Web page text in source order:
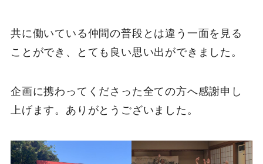
共に働いている仲間の普段とは違う一面を見る
ことができ、とても良い思い出ができました。
企画に携わってくださった全ての方へ感謝申し
上げます。ありがとうございました。